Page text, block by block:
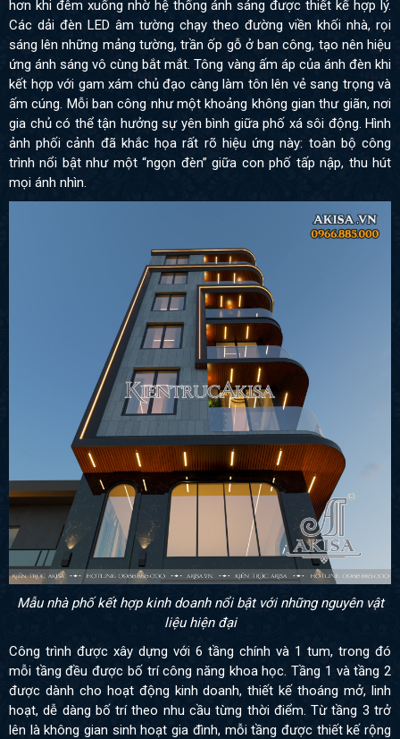
hơn khi đêm xuống nhờ hệ thống ánh sáng được thiết kế hợp lý.
Các dải đèn LED âm tường chạy theo đường viền khối nhà, rọi
sáng lên những mảng tường, trần ốp gỗ ở ban công, tạo nên hiệu
ứng ánh sáng vô cùng bắt mắt. Tông vàng ấm áp của ánh đèn khi
kết hợp với gam xám chủ đạo càng làm tôn lên vẻ sang trọng và
ấm cúng. Mỗi ban công như một khoảng không gian thư giãn, nơi
gia chủ có thể tận hưởng sự yên bình giữa phố xá sôi động. Hình
ảnh phối cảnh đã khắc họa rất rõ hiệu ứng này: toàn bộ công
trình nổi bật như một “ngọn đèn” giữa con phố tấp nập, thu hút
mọi ánh nhìn.
Mẫu nhà phố kết hợp kinh doanh nổi bật với những nguyên vật
liệu hiện đại
Công trình được xây dựng với 6 tầng chính và 1 tum, trong đó
mỗi tầng đều được bố trí công năng khoa học. Tầng 1 và tầng 2
được dành cho hoạt động kinh doanh, thiết kế thoáng mở, linh
hoạt, dễ dàng bố trí theo nhu cầu từng thời điểm. Từ tầng 3 trở
lên là không gian sinh hoạt gia đình, mỗi tầng được thiết kế rộng